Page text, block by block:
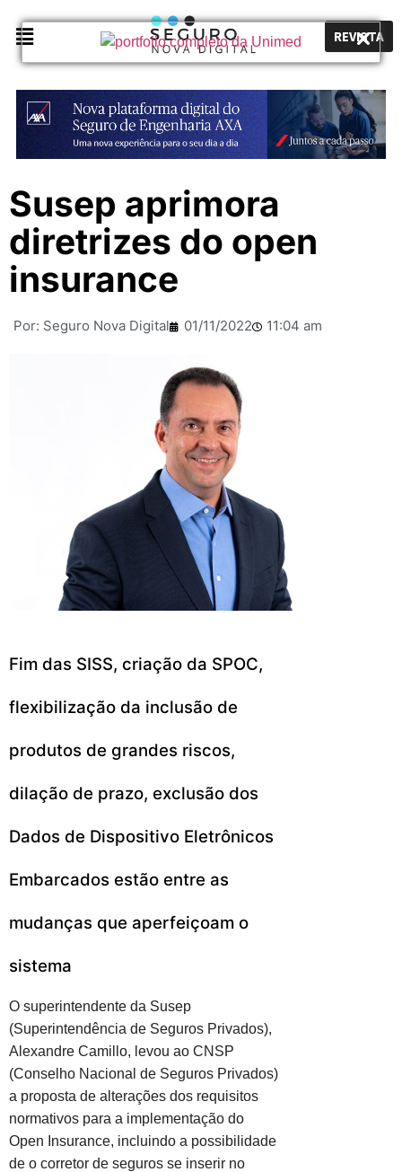
REVISTA
Susep aprimora
diretrizes do open
insurance
Por: Seguro Nova Digital 01/11/2022 11:04 am
Fim das SISS, criação da SPOC,
flexibilização da inclusão de
produtos de grandes riscos,
dilação de prazo, exclusão dos
Dados de Dispositivo Eletrônicos
Embarcados estão entre as
mudanças que aperfeiçoam o
sistema
O superintendente da Susep
(Superintendência de Seguros Privados),
Alexandre Camillo, levou ao CNSP
(Conselho Nacional de Seguros Privados)
a proposta de alterações dos requisitos
normativos para a implementação do
Open Insurance, incluindo a possibilidade
de o corretor de seguros se inserir no